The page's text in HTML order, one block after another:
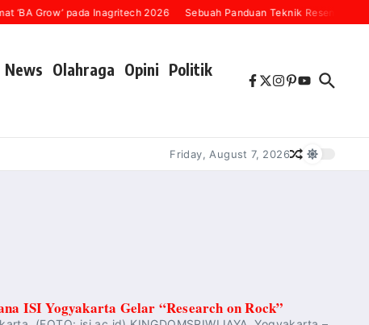
‘BA Grow’ pada Inagritech 2026 Sebuah Panduan Teknik Resensi
News Olahraga Opini Politik
Friday, August 7, 2026
ISI Yogyakarta Gelar “Research on Rock”